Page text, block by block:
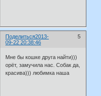
Поделиться 5
2013-
09-22 20:38:46
Мне бы кошке друга найти)))
орёт, замучила нас. Собак да,
красива))) любимка наша